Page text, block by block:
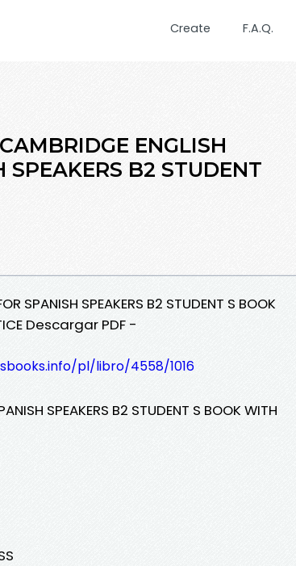
Create F.A.Q.
ENGLISH
SPEAKERS B2 STUDENT
SPANISH SPEAKERS B2 STUDENT S BOOK
Descargar PDF -
pl/libro/4558/1016
SPEAKERS B2 STUDENT S BOOK WITH